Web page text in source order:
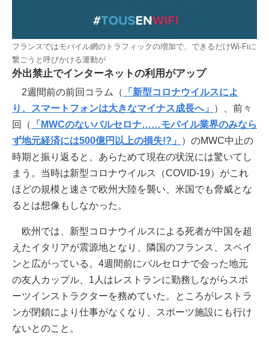
フランスではモバイル網のトラフィックの増加で、できるだけWi-Fiに
繋ごうと呼びかける運動が
外出禁止でインターネットの利用がアップ
2週間前の前回コラム（
「新型コロナウイルスによ
り、スマートフォンは大きなマイナス成長へ」
）、前々
回（
「MWCのないバルセロナ……モバイル業界のみなら
ず地元経済には500億円以上の損失!?」
）のMWC中止の
時期と振り返ると、あらためて現在の状況には驚いてし
まう。当時は新型コロナウイルス（COVID-19）がこれ
ほどの規模と速さで欧州大陸を襲い、米国でも脅威とな
るとは想像もしなかった。
欧州では、新型コロナウイルスによる死者が中国を超
えたイタリアが震源地となり、隣国のフランス、スペイ
ンと広がっている。4週間前にバルセロナで会った地元
の友人カップル、1人はレストランに勤務しながらスポ
ーツインストラクターを務めていた。ところがレストラ
ンが閉鎖により仕事がなくなり、スポーツ施設にも行け
ないとのこと。